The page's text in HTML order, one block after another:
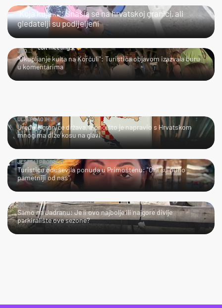
"Koja kuja…": Snašla se na hrvatskoj granici, ali
gledatelji su podijeljeni
JAO…
"Okupljanje kulta na Korčuli": Turistica objavom izazvala buru
u komentarima
ULJEPŠAO IH JE
Uređuje granice država, a ono što je napravio s Hrvatskom
mnogima diže kosu na glavi
JESTE LI PROBALI?
Turisticu oduševila ponuda u Primoštenu: "Oni su puno
pametniji od nas"
LOL
Samo na Jadranu: Je li ovo najbolje ili najgore divlje
parkiralište ove sezone?